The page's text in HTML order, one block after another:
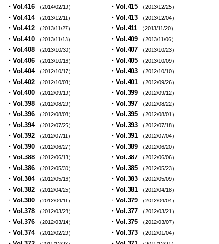
・Vol.416 （2014/02/19） ・Vol.415 （2013/12/25）
・Vol.414 （2013/12/11） ・Vol.413 （2013/12/04）
・Vol.412 （2013/11/27） ・Vol.411 （2013/11/20）
・Vol.410 （2013/11/13） ・Vol.409 （2013/11/06）
・Vol.408 （2013/10/30） ・Vol.407 （2013/10/23）
・Vol.406 （2013/10/16） ・Vol.405 （2013/10/09）
・Vol.404 （2012/10/17） ・Vol.403 （2012/10/10）
・Vol.402 （2012/10/03） ・Vol.401 （2012/09/26）
・Vol.400 （2012/09/19） ・Vol.399 （2012/09/12）
・Vol.398 （2012/08/29） ・Vol.397 （2012/08/22）
・Vol.396 （2012/08/08） ・Vol.395 （2012/08/01）
・Vol.394 （2012/07/25） ・Vol.393 （2012/07/18）
・Vol.392 （2012/07/11） ・Vol.391 （2012/07/04）
・Vol.390 （2012/06/27） ・Vol.389 （2012/06/20）
・Vol.388 （2012/06/13） ・Vol.387 （2012/06/06）
・Vol.386 （2012/05/30） ・Vol.385 （2012/05/23）
・Vol.384 （2012/05/16） ・Vol.383 （2012/05/09）
・Vol.382 （2012/04/25） ・Vol.381 （2012/04/18）
・Vol.380 （2012/04/11） ・Vol.379 （2012/04/04）
・Vol.378 （2012/03/28） ・Vol.377 （2012/03/21）
・Vol.376 （2012/03/14） ・Vol.375 （2012/03/07）
・Vol.374 （2012/02/29） ・Vol.373 （2012/01/04）